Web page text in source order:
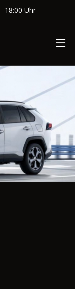
18:00 Uhr